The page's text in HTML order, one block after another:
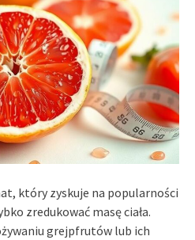
który zyskuje na popularności
zredukować masę ciała.
grejpfrutów lub ich